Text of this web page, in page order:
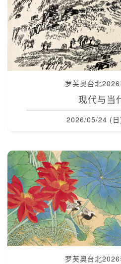
罗芙奥台北
现代与当
2026/05/24 (
罗芙奥台北